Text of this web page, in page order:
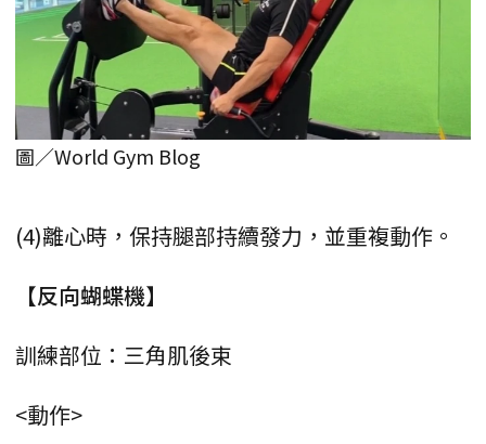
圖／World Gym Blog
(4)離心時，保持腿部持續發力，並重複動作。
【反向蝴蝶機】
訓練部位：三角肌後束
<動作>